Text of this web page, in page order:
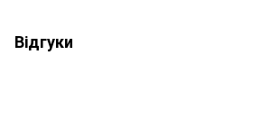
Відгуки